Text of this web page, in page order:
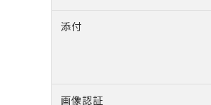
添付
画像認証